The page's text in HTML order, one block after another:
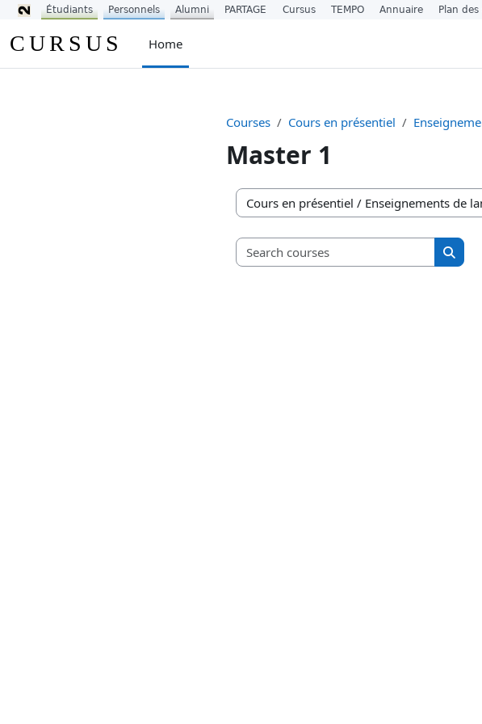
CURSUS Home
Courses Cours en présentiel
Master 1
Course categories
Search
Étudiants Personnels Alumni PARTAGE Cursus TEMPO Annuaire Plan